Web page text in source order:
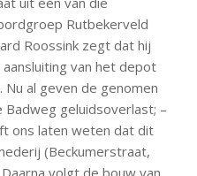
Rutbekerveld
Roossink zegt dat hij
van het depot
al geven de genomen
geluidsoverlast; –
ons laten weten dat dit
(Beckumerstraat,
volgt de bouw van